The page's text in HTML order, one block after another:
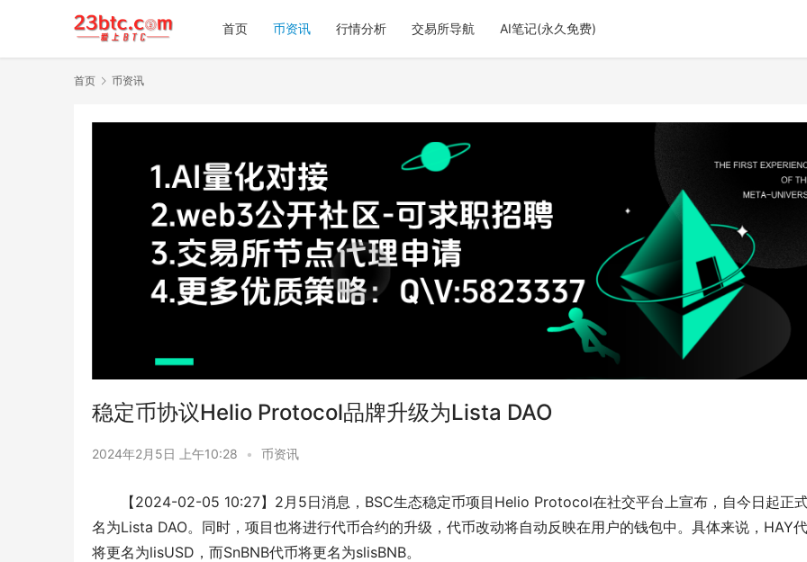
首页 币资讯 行情分析 交易所导航 AI笔记(永久免费)
首页 币资讯
稳定币协议Helio Protocol品牌升级为Lista DAO
2024年2月5日 上午10:28 • 币资讯
【2024-02-05 10:27】2月5日消息，BSC生态稳定币项目Helio Protocol在社交平台上宣布，自今日起正
名为Lista DAO。同时，项目也将进行代币合约的升级，代币改动将自动反映在用户的钱包中。具体来说，HAY
将更名为lisUSD，而SnBNB代币将更名为slisBNB。